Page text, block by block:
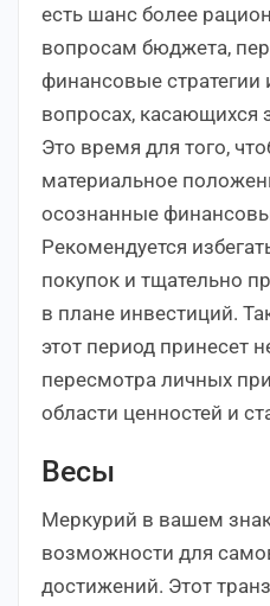
есть шанс более
вопросам бюджета,
финансовые стратегии
вопросах, касающихся
Это время для того,
материальное
осознанные
Рекомендуется
покупок и тщательно
в плане инвестиций.
этот период принесет
пересмотра личных
области ценностей и
Весы
Меркурий в вашем
возможности для
достижений. Этот